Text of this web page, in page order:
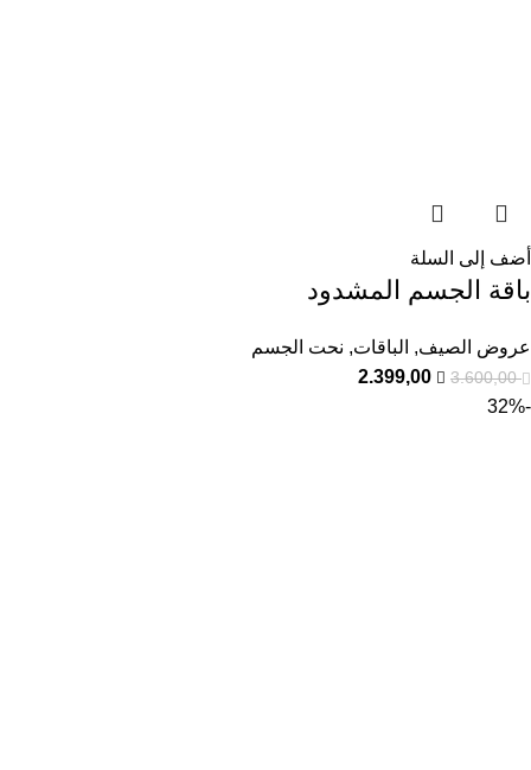
أضف إلى السلة
باقة الجسم المشدود
عروض الصيف, الباقات, نحت الجسم
3.600,00
2.399,00
-32%